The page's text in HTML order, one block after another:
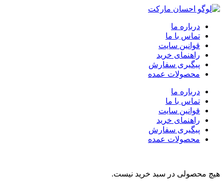
درباره ما
تماس با ما
قوانین سایت
راهنمای خرید
پیگیری سفارش
محصولات عمده
درباره ما
تماس با ما
قوانین سایت
راهنمای خرید
پیگیری سفارش
محصولات عمده
هیچ محصولی در سبد خرید نیست.